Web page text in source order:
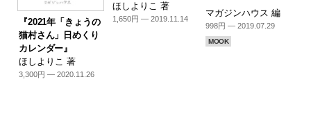
『2021年「きょうの
猫村さん」日めくり
カレンダー』
ほしよりこ 著
3,300円 — 2020.11.26
ほしよりこ 著
1,650円 — 2019.11.14
マガジンハウス 編
998円 — 2019.07.29
MOOK